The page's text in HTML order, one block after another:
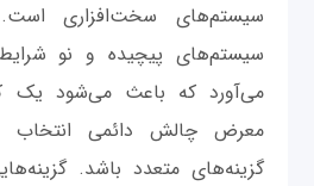
سیستم‌های سخت‌افزاری
سیستم‌های پیچیده و نو
می‌آورد که باعث می‌شود یک
معرض چالش دائمی انتخاب
گزینه‌های متعدد باشد.